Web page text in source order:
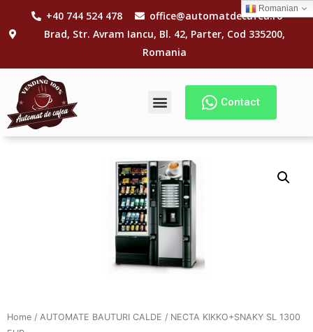
+40 744 524 478
office@automatdecafea.ro
Brad, Str. Avram Iancu, Bl. 42, Parter, Cod 335200,
Romania
Contact
Home / AUTOMATE BAUTURI CALDE / NECTA KIKKO+SNAKY SL 1300
Romanian